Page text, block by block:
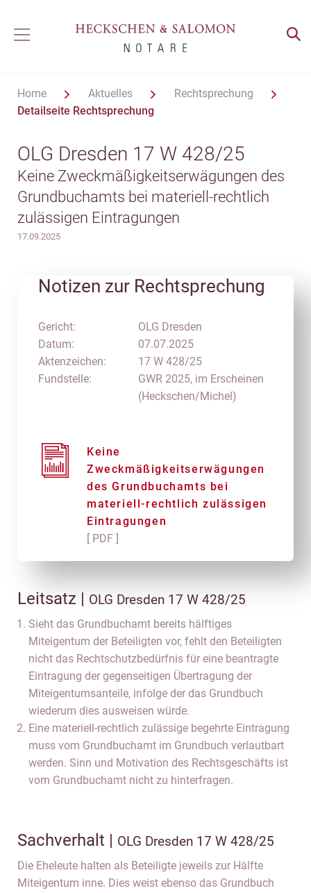
Home Aktuelles
Rechtsprechung
Detailseite Rechtsprechung
OLG Dresden 17 W 428/25
Keine Zweckmäßigkeitserwägungen des
Grundbuchamts bei materiell-rechtlich
zulässigen Eintragungen
17.09.2025
Notizen zur Rechtsprechung
Gericht:
Datum:
Aktenzeichen:
Fundstelle:
OLG Dresden
07.07.2025
17 W 428/25
GWR 2025, im Erscheinen
(Heckschen/Michel)
Keine
Zweckmäßigkeitserwägungen
des Grundbuchamts bei
materiell-rechtlich zulässigen
Eintragungen
[ PDF ]
Leitsatz | OLG Dresden 17 W 428/25
Sieht das Grundbuchamt bereits hälftiges
Miteigentum der Beteiligten vor, fehlt den Beteiligten
nicht das Rechtschutzbedürfnis für eine beantragte
Eintragung der gegenseitigen Übertragung der
Miteigentumsanteile, infolge der das Grundbuch
wiederum dies ausweisen würde.
Eine materiell-rechtlich zulässige begehrte Eintragung
muss vom Grundbuchamt im Grundbuch verlautbart
werden. Sinn und Motivation des Rechtsgeschäfts ist
vom Grundbuchamt nicht zu hinterfragen.
Sachverhalt | OLG Dresden 17 W 428/25
Die Eheleute halten als Beteiligte jeweils zur Hälfte
Miteigentum inne. Dies weist ebenso das Grundbuch